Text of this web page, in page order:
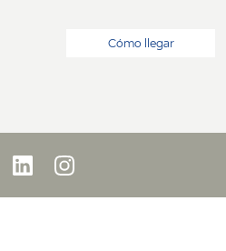
Cómo llegar